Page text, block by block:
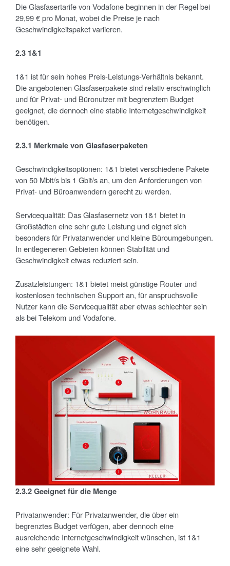
Die Glasfasertarife von Vodafone beginnen in der Regel bei
29,99 € pro Monat, wobei die Preise je nach
Geschwindigkeitspaket variieren.
2.3 1&1
1&1 ist für sein hohes Preis-Leistungs-Verhältnis bekannt.
Die angebotenen Glasfaserpakete sind relativ erschwinglich
und für Privat- und Büronutzer mit begrenztem Budget
geeignet, die dennoch eine stabile Internetgeschwindigkeit
benötigen.
2.3.1 Merkmale von Glasfaserpaketen
Geschwindigkeitsoptionen: 1&1 bietet verschiedene Pakete
von 50 Mbit/s bis 1 Gbit/s an, um den Anforderungen von
Privat- und Büroanwendern gerecht zu werden.
Servicequalität: Das Glasfasernetz von 1&1 bietet in
Großstädten eine sehr gute Leistung und eignet sich
besonders für Privatanwender und kleine Büroumgebungen.
In entlegeneren Gebieten können Stabilität und
Geschwindigkeit etwas reduziert sein.
Zusatzleistungen: 1&1 bietet meist günstige Router und
kostenlosen technischen Support an, für anspruchsvolle
Nutzer kann die Servicequalität aber etwas schlechter sein
als bei Telekom und Vodafone.
2.3.2 Geeignet für die Menge
Privatanwender: Für Privatanwender, die über ein
begrenztes Budget verfügen, aber dennoch eine
ausreichende Internetgeschwindigkeit wünschen, ist 1&1
eine sehr geeignete Wahl.